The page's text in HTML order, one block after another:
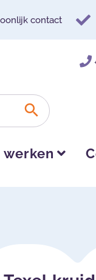
contact
werken